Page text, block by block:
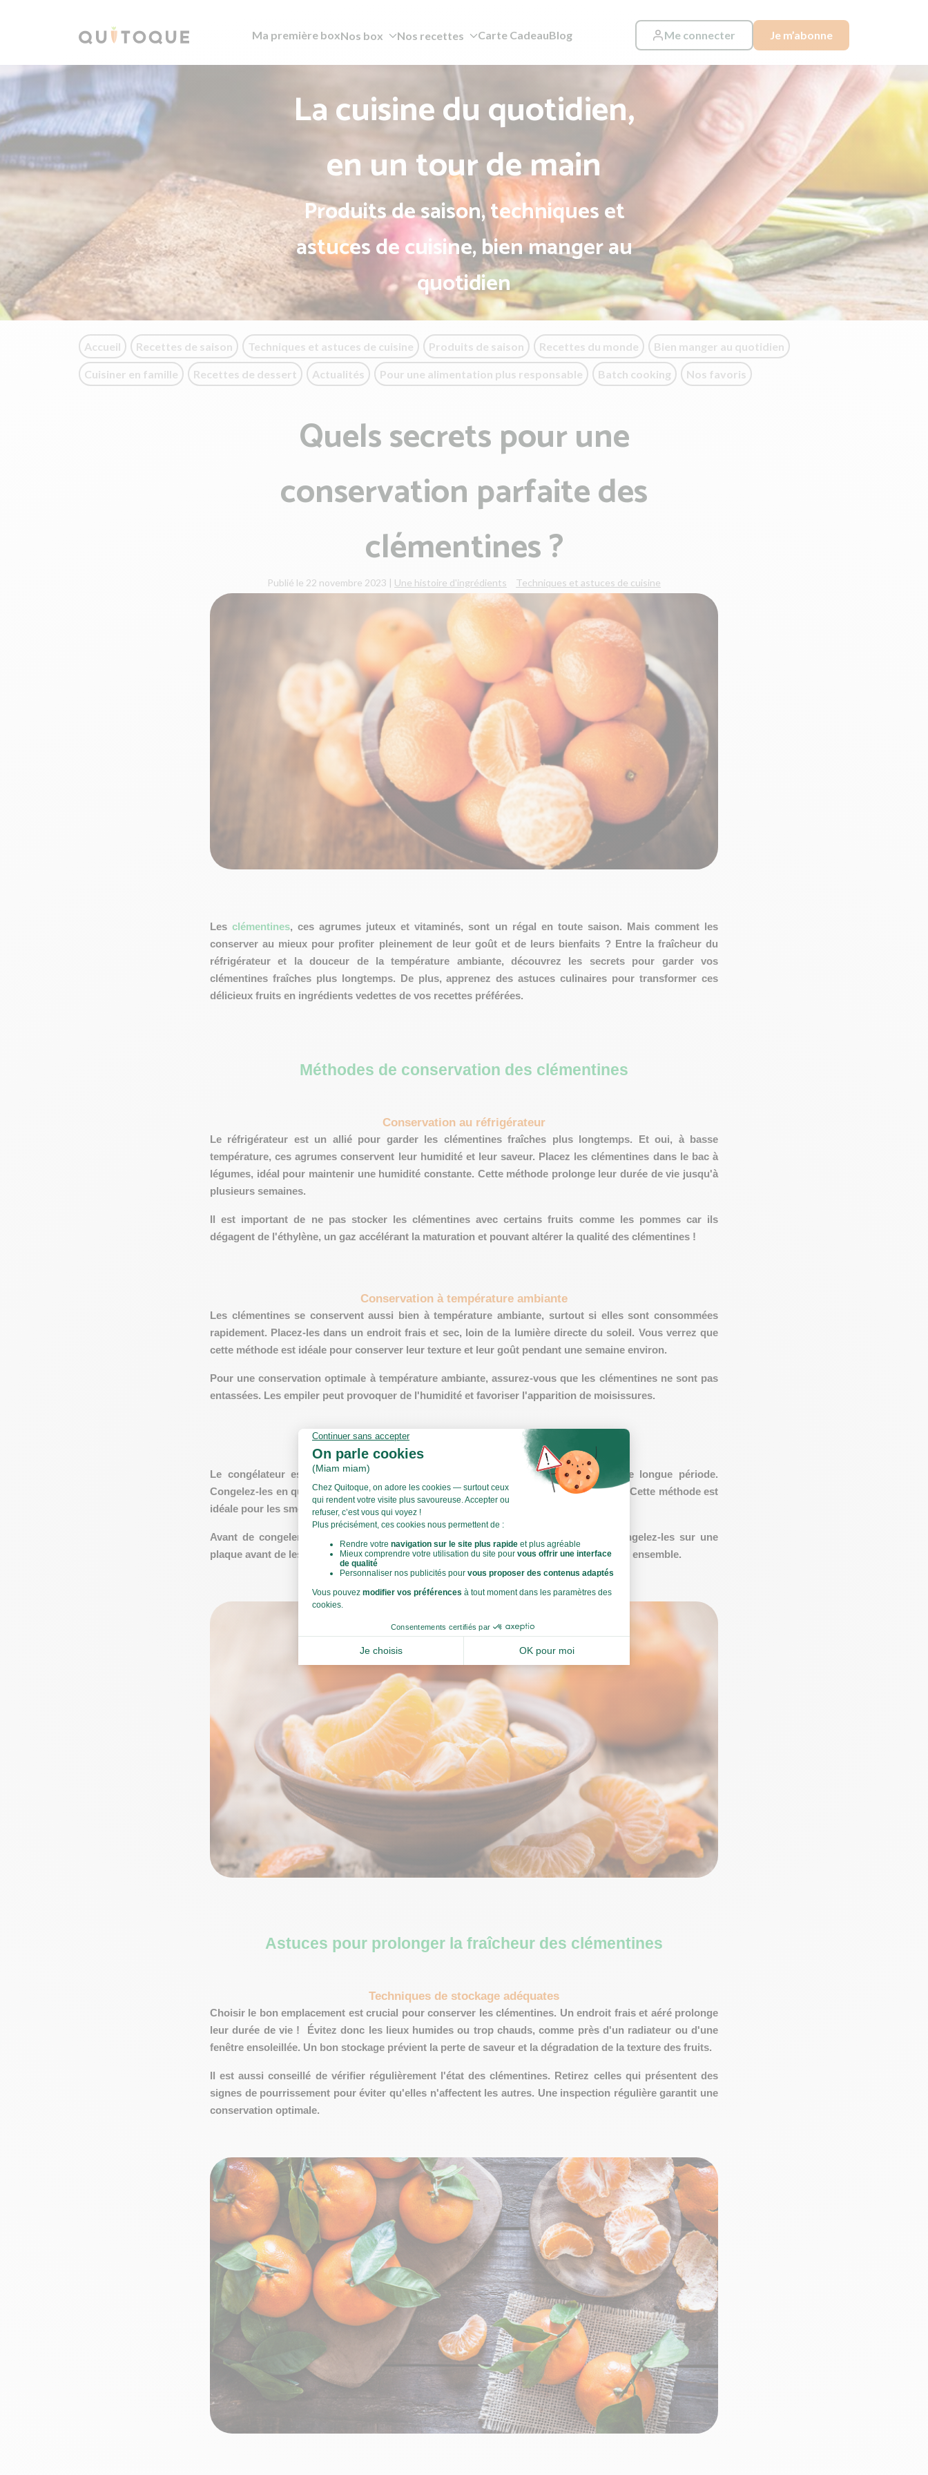
Ma première boxNos box Nos recettes Carte CadeauBlog Me connecter Je m’abonne
La cuisine du quotidien,
en un tour de main
Produits de saison, techniques et
astuces de cuisine, bien manger au
quotidien
Accueil Recettes de saison Techniques et astuces de cuisine Produits de saison Recettes du monde Bien manger au quotidien
Cuisiner en famille Recettes de dessert Actualités Pour une alimentation plus responsable Batch cooking Nos favoris
Quels secrets pour une
conservation parfaite des
clémentines ?
Publié le 22 novembre 2023 | Une histoire d'ingrédients Techniques et astuces de cuisine
Lesclémentines, ces agrumes juteux et vitaminés, sont un régal en toute saison. Mais comment les
conserver au mieux pour profiter pleinement de leur goût et de leurs bienfaits ? Entre la fraîcheur du
réfrigérateur et la douceur de la température ambiante, découvrez les secrets pour garder vos
clémentines fraîches plus longtemps. De plus, apprenez des astuces culinaires pour transformer ces
délicieux fruits en ingrédients vedettes de vos recettes préférées.
Méthodes de conservation des clémentines
Conservation au réfrigérateur
Le réfrigérateur est un allié pour garder les clémentines fraîches plus longtemps. Et oui, à basse
température, ces agrumes conservent leur humidité et leur saveur. Placez les clémentines dans le bac à
légumes, idéal pour maintenir une humidité constante. Cette méthode prolonge leur durée de vie jusqu'à
plusieurs semaines.
Il est important de ne pas stocker les clémentines avec certains fruits comme les pommes car ils
dégagent de l'éthylène, un gaz accélérant la maturation et pouvant altérer la qualité des clémentines !
Conservation à température ambiante
Les clémentines se conservent aussi bien à température ambiante, surtout si elles sont consommées
rapidement. Placez-les dans un endroit frais et sec, loin de la lumière directe du soleil. Vous verrez que
cette méthode est idéale pour conserver leur texture et leur goût pendant une semaine environ.
Pour une conservation optimale à température ambiante,assurez-vous que les clémentines ne sont pas
entassées. Les empiler peut provoquer de l'humidité et favoriser l'apparition de moisissures.
Utilisation du congélateur pour les clémentines
Le congélateur est également une option pour conserver les clémentines sur une longue période.
Congelez-les en quartiers ou en tranches pour les utiliser plus tard dans vos recettes. Cette méthode est
idéale pour les smoothies ou les desserts glacés.
Avant de congeler les clémentines, assurez-vous de les laver et de les sécher. Congelez-les sur une
plaque avant de les transférer dans un sac de congélation. Cela évite qu'elles ne collent ensemble.
Astuces pour prolonger la fraîcheur des clémentines
Techniques de stockage adéquates
Choisir le bon emplacement est crucial pour conserver les clémentines. Un endroit frais et aéré prolonge
leur durée de vie ! Évitez donc les lieux humides ou trop chauds, comme près d'un radiateur ou d'une
fenêtre ensoleillée. Un bon stockage prévient la perte de saveur et la dégradation de la texture des fruits.
Il est aussi conseillé de vérifier régulièrementl'état des clémentines. Retirez celles qui présentent des
signes de pourrissement pour éviter qu'elles n'affectent les autres. Une inspection régulière garantit une
conservation optimale.